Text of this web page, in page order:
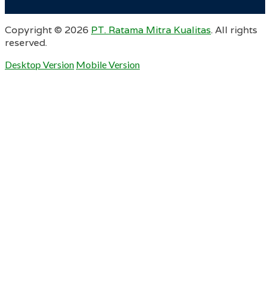
Copyright © 2026 PT. Ratama Mitra Kualitas. All rights
reserved.
Desktop Version Mobile Version